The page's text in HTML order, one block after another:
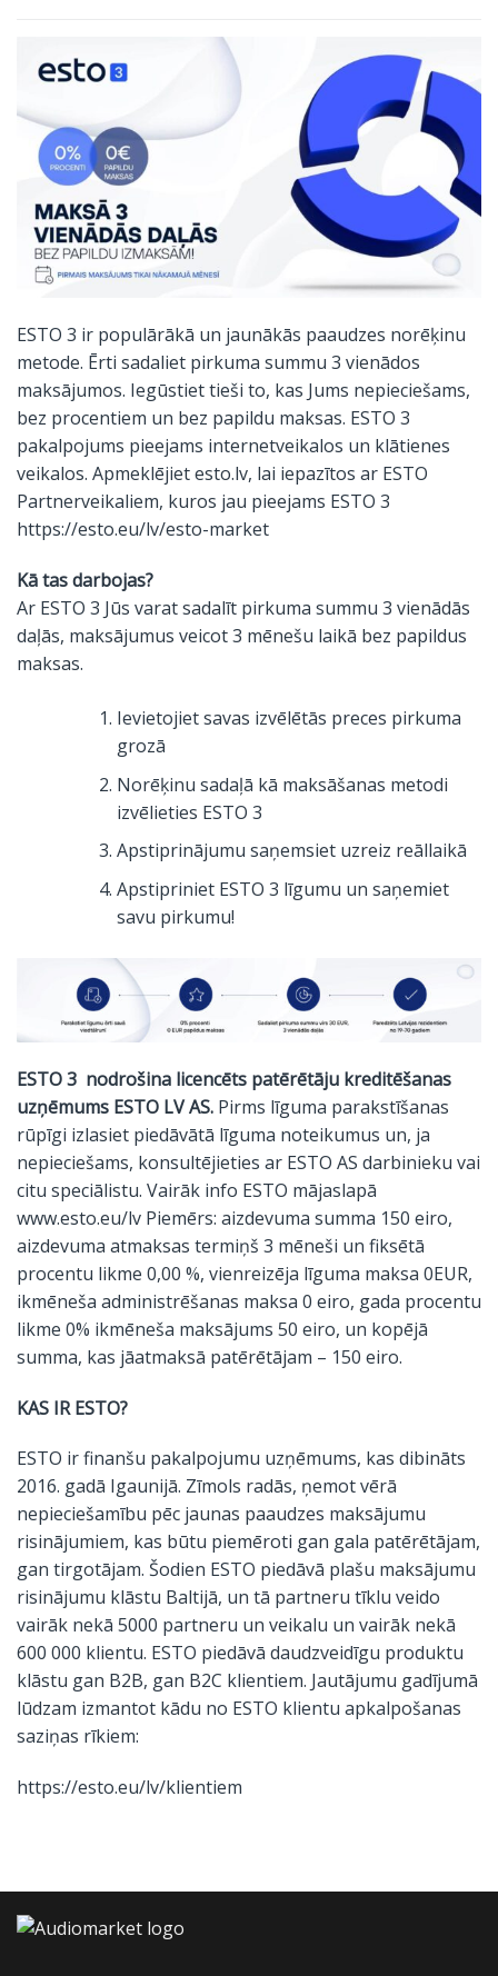
ESTO 3 ir populārākā un jaunākās paaudzes norēķinu
metode. Ērti sadaliet pirkuma summu 3 vienādos
maksājumos. Iegūstiet tieši to, kas Jums nepieciešams,
bez procentiem un bez papildu maksas. ESTO 3
pakalpojums pieejams internetveikalos un klātienes
veikalos. Apmeklējietesto.lv, lai iepazītos ar ESTO
Partnerveikaliem, kuros jau pieejams ESTO 3
https://esto.eu/lv/esto-market
Kā tas darbojas?
Ar ESTO 3 Jūs varat sadalīt pirkuma summu 3 vienādās
daļās, maksājumus veicot 3 mēnešu laikā bez papildus
maksas.
Ievietojiet savas izvēlētās preces pirkuma
grozā
Norēķinu sadaļā kā maksāšanas metodi
izvēlieties ESTO 3
Apstiprinājumu saņemsiet uzreiz reāllaikā
Apstipriniet ESTO 3 līgumu un saņemiet
savu pirkumu!
ESTO 3 nodrošina licencēts patērētāju kreditēšanas
uzņēmums ESTO LV AS. Pirms līguma parakstīšanas
rūpīgi izlasiet piedāvātā līguma noteikumus un, ja
nepieciešams, konsultējieties ar ESTO AS darbinieku vai
citu speciālistu. Vairāk info ESTO mājaslapā
www.esto.eu/lv Piemērs: aizdevuma summa 150 eiro,
aizdevuma atmaksas termiņš 3 mēneši un fiksētā
procentu likme 0,00 %, vienreizēja līguma maksa 0EUR,
ikmēneša administrēšanas maksa 0 eiro, gada procentu
likme 0% ikmēneša maksājums 50 eiro, un kopējā
summa, kas jāatmaksā patērētājam – 150 eiro.
KAS IR ESTO?
ESTO ir finanšu pakalpojumu uzņēmums, kas dibināts
2016. gadā Igaunijā. Zīmols radās, ņemot vērā
nepieciešamību pēc jaunas paaudzes maksājumu
risinājumiem, kas būtu piemēroti gan gala patērētājam,
gan tirgotājam. Šodien ESTO piedāvā plašu maksājumu
risinājumu klāstu Baltijā, un tā partneru tīklu veido
vairāk nekā 5000 partneru un veikalu un vairāk nekā
600 000 klientu. ESTO piedāvā daudzveidīgu produktu
klāstu gan B2B, gan B2C klientiem. Jautājumu gadījumā
lūdzam izmantot kādu no ESTO klientu apkalpošanas
saziņas rīkiem:
https://esto.eu/lv/klientiem